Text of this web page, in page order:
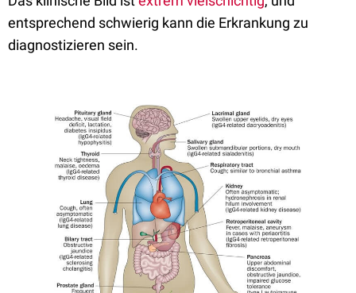
entsprechend schwierig kann die Erkrankung zu
diagnostizieren sein.